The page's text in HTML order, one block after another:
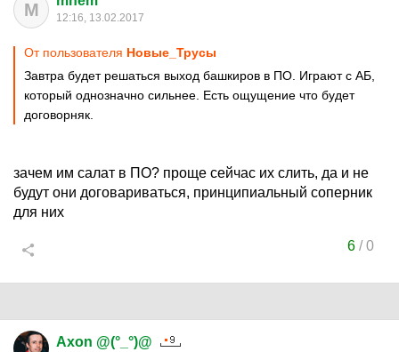
M 12:16, 13.02.2017
От пользователя Новые_Трусы
Завтра будет решаться выход башкиров в ПО. Играют с АБ,
который однозначно сильнее. Есть ощущение что будет
договорняк.
зачем им салат в ПО? проще сейчас их слить, да и не
будут они договариваться, принципиальный соперник
для них
6/0
Axon @(°_°)@